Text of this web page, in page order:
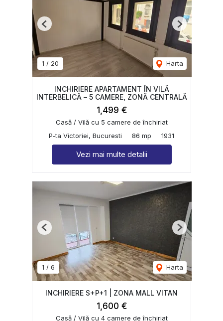
1 / 20 Harta
Previous Next
INCHIRIERE APARTAMENT ÎN VILĂ
INTERBELICĂ – 5 CAMERE, ZONĂ CENTRALĂ
1,499 €
Casă / Vilă cu 5 camere de închiriat
P-ta Victoriei, Bucuresti
86 mp 1931
Vezi mai multe detalii
1 / 6 Harta
Previous Next
INCHIRIERE S+P+1 | ZONA MALL VITAN
1,600 €
Casă / Vilă cu 4 camere de închiriat